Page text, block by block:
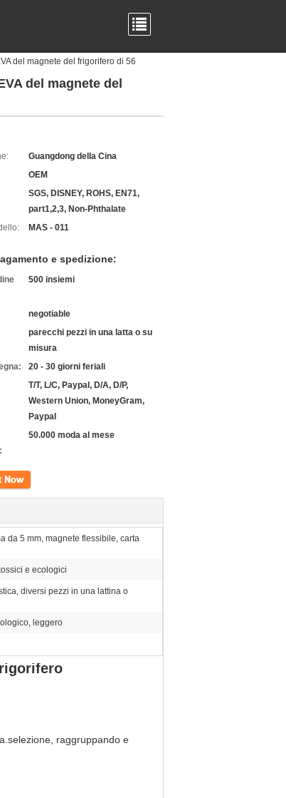
del magnete del frigorifero di 56
del magnete del
Guangdong della Cina
OEM
SGS, DISNEY, ROHS, EN71,
part1,2,3, Non-Phthalate
MAS - 011
e spedizione:
500 insiemi
negotiable
parecchi pezzi in una latta o su
misura
20 - 30 giorni feriali
T/T, L/C, Paypal, D/A, D/P,
Western Union, MoneyGram,
Paypal
50.000 moda al mese
da 5 mm, magnete flessibile, carta
e ecologici
diversi pezzi in una lattina o
leggero
raggruppando e